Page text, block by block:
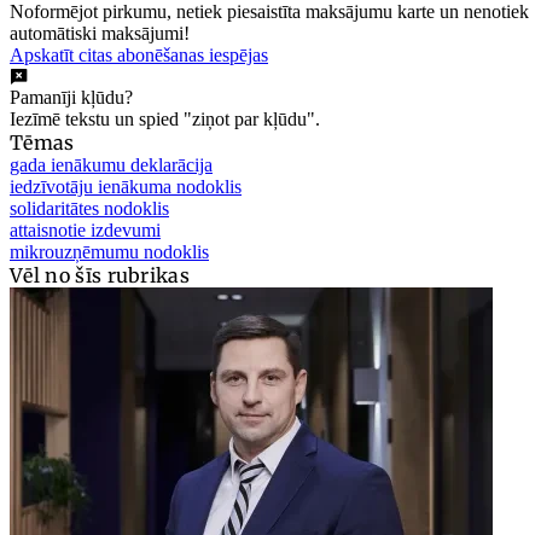
Noformējot pirkumu, netiek piesaistīta maksājumu karte un nenotiek
automātiski maksājumi!
Apskatīt citas abonēšanas iespējas
Pamanīji kļūdu?
Iezīmē tekstu un spied "ziņot par kļūdu".
Tēmas
gada ienākumu deklarācija
iedzīvotāju ienākuma nodoklis
solidaritātes nodoklis
attaisnotie izdevumi
mikrouzņēmumu nodoklis
Vēl no šīs rubrikas